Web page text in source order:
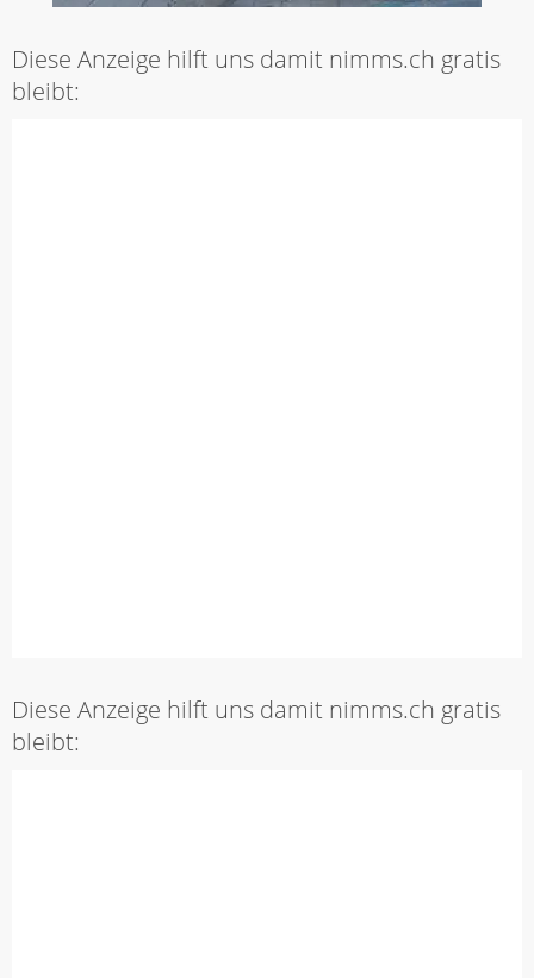
Diese Anzeige hilft uns damit nimms.ch gratis
bleibt:
Diese Anzeige hilft uns damit nimms.ch gratis
bleibt: